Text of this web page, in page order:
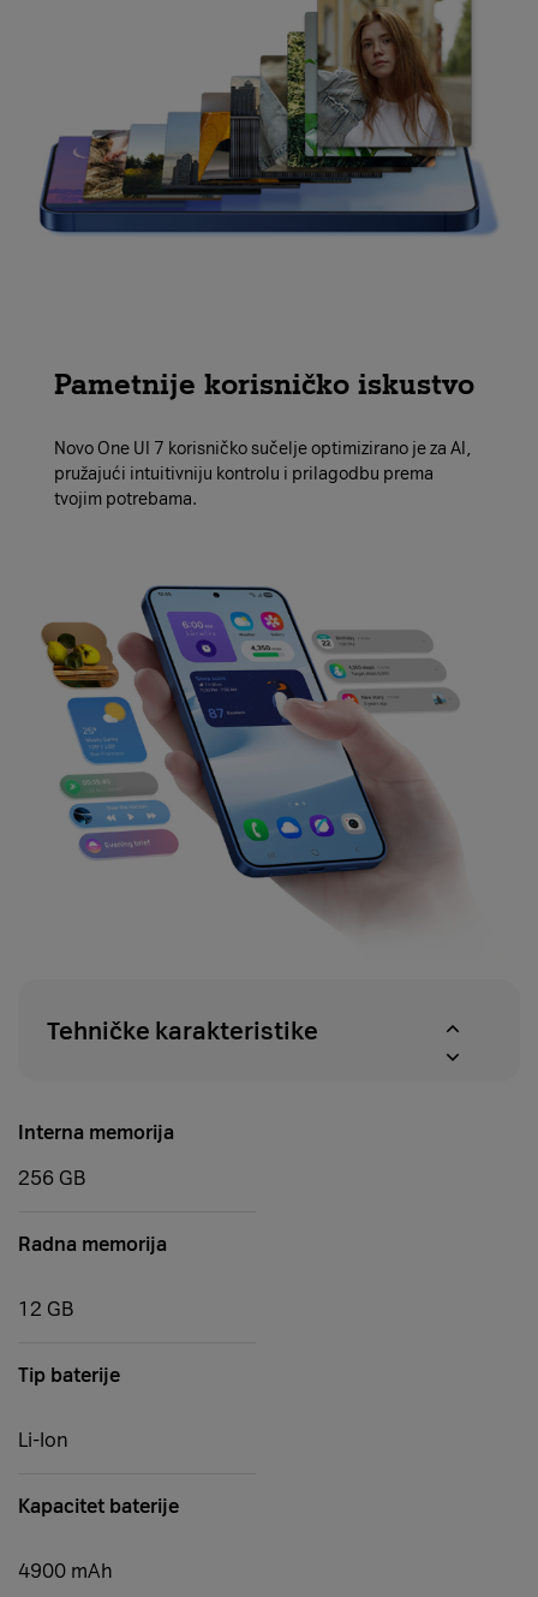
Pametnije korisničko iskustvo
Novo One UI 7 korisničko sučelje optimizirano je za AI,
pružajući intuitivniju kontrolu i prilagodbu prema
tvojim potrebama.
Tehničke karakteristike
Interna memorija
256 GB
Radna memorija
12 GB
Tip baterije
Li-Ion
Kapacitet baterije
4900 mAh